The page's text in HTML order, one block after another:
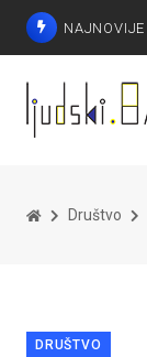
NAJNOVIJE
Društvo
DRUŠTVO